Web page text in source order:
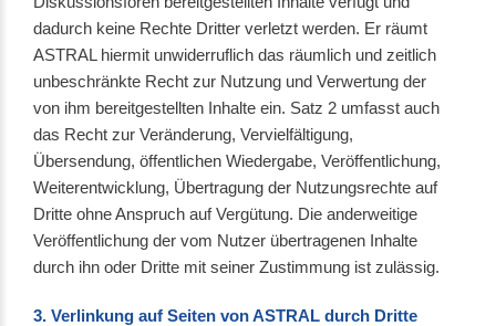
dadurch keine Rechte Dritter verletzt werden. Er räumt
ASTRAL hiermit unwiderruflich das räumlich und zeitlich
unbeschränkte Recht zur Nutzung und Verwertung der
von ihm bereitgestellten Inhalte ein. Satz 2 umfasst auch
das Recht zur Veränderung, Vervielfältigung,
Übersendung, öffentlichen Wiedergabe, Veröffentlichung,
Weiterentwicklung, Übertragung der Nutzungsrechte auf
Dritte ohne Anspruch auf Vergütung. Die anderweitige
Veröffentlichung der vom Nutzer übertragenen Inhalte
durch ihn oder Dritte mit seiner Zustimmung ist zulässig.
3. Verlinkung auf Seiten von ASTRAL durch Dritte